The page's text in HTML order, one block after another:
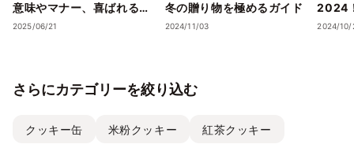
意味やマナー、喜ばれるギ
フトのポイントまで徹底解
2025/06/21
冬の贈り物を極めるガイド
2024/11/03
2024
ェック
2024/10/
さらにカテゴリーを絞り込む
クッキー缶 米粉クッキー 紅茶クッキー